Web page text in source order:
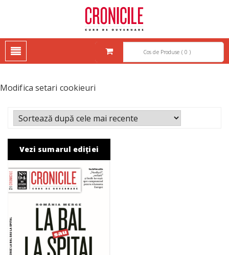
Modifica setari cookieuri
CRONICILE – CURS DE
GUVERNARE
CRONICILE – CURS DE GUVERNARE
Cos de Produse ( 0 )
Vezi sumarul ediției